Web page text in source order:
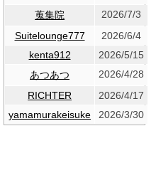
蒐集院
2026/7/3
Suitelounge777
2026/6/4
kenta912
2026/5/15
あつあつ
2026/4/28
RICHTER
2026/4/17
yamamurakeisuke
2026/3/30